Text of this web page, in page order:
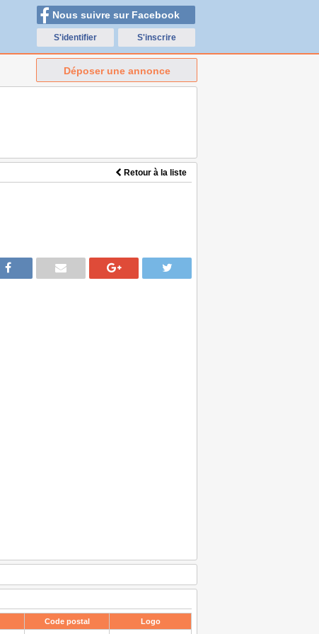
Nous suivre sur Facebook
S'identifier S'inscrire
Déposer une annonce
Retour à la liste
Code postal Logo